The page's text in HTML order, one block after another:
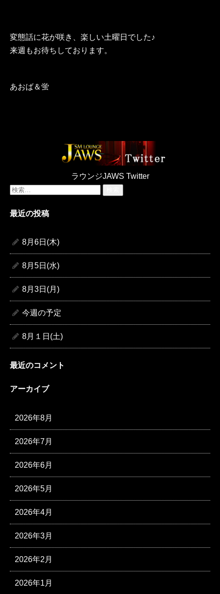
変態話に花が咲き、楽しい土曜日でした♪
来週もお待ちしております。
あおば＆蛍
ラウンジJAWS Twitter
検
最近の投稿
8月6日(木)
8月5日(水)
8月3日(月)
今週の予定
8月１日(土)
最近のコメント
アーカイブ
2026年8月
2026年7月
2026年6月
2026年5月
2026年4月
2026年3月
2026年2月
2026年1月